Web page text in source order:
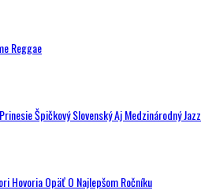
Reggae
Špičkový Slovenský Aj Medzinárodný Jazz
Hovoria Opäť O Najlepšom Ročníku